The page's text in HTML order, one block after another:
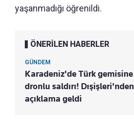
yaşanmadığı öğrenildi.
ÖNERİLEN HABERLER
GÜNDEM
Karadeniz'de Türk gemisine
dronlu saldırı! Dışişleri'nden
açıklama geldi